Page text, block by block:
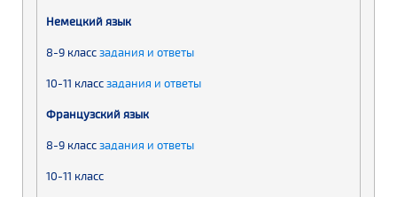
Немецкий язык
8-9 классзадания и ответы
10-11 классзадания и ответы
Французский язык
8-9 классзадания и ответы
10-11 класс